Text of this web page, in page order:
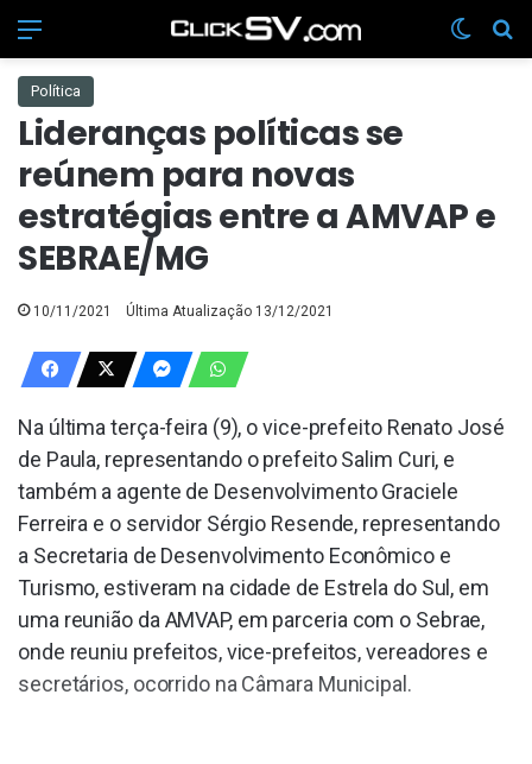
Menu
Política
Lideranças políticas se
reúnem para novas
estratégias entre a AMVAP e
SEBRAE/MG
10/11/2021 Última Atualização 13/12/2021
Na última terça-feira (9), o vice-prefeito Renato José
de Paula, representando o prefeito Salim Curi, e
também a agente de Desenvolvimento Graciele
Ferreira e o servidor Sérgio Resende, representando
a Secretaria de Desenvolvimento Econômico e
Turismo, estiveram na cidade de Estrela do Sul, em
uma reunião da AMVAP, em parceria com o Sebrae,
onde reuniu prefeitos, vice-prefeitos, vereadores e
secretários, ocorrido na Câmara Municipal.